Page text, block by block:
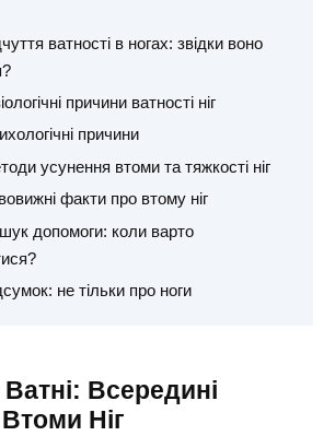
ватності в ногах: звідки воно
причини ватності ніг
причини
усунення втоми та тяжкості ніг
факти про втому ніг
допомоги: коли варто
не тільки про ноги
Всередині
Ніг